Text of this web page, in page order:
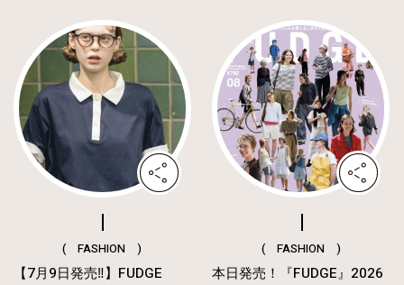
( FASHION )
【7月9日発売‼︎】FUDGE
( FASHION )
本日発売！『FUDGE』2026